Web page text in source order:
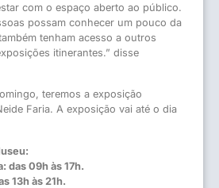
com o espaço aberto ao público.
possam conhecer um pouco da
tenham acesso a outros
itinerantes.” disse
teremos a exposição
Faria. A exposição vai até o dia
das 09h às 17h.
13h às 21h.